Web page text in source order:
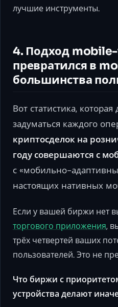
лучшие инструменты.
4. Подход
превратился в
большинства
Вот статистика,
задуматься каждого
криптосделок на
году совершаются с
с «мобильно-
настоящих нативных
Если у вашей биржи нет
торгового приложения,
трёх четвертей ваших
пользователей. Это не
Что биржи с
устройства делают